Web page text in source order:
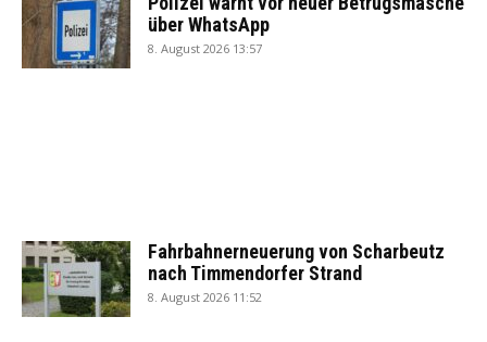
über WhatsApp
8. August 2026 13:57
Fahrbahnerneuerung von Scharbeutz
nach Timmendorfer Strand
8. August 2026 11:52